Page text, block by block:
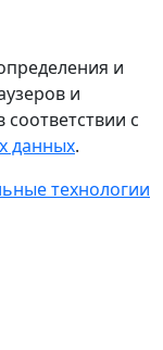
и
и
с
данных.
технологии